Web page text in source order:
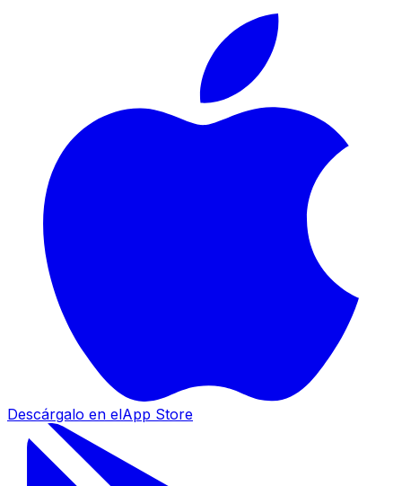
Descárgalo en elApp Store